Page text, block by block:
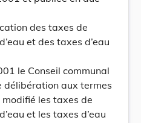
des taxes de
et des taxes d’eau
le Conseil communal
délibération aux termes
les taxes de
et les taxes d’eau